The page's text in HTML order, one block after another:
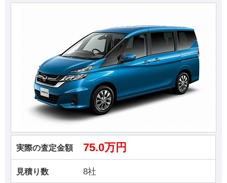
実際の査定金額 75.0万円
見積り数 8社